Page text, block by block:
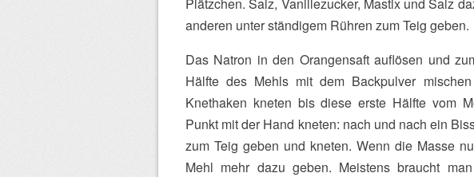
anderen unter ständigem Rühren zum Teig geben.
Das Natron in den Orangensaft auflösen und
Hälfte des Mehls mit dem Backpulver
Knethaken kneten bis diese erste Hälfte vom
Punkt mit der Hand kneten: nach und nach ein
zum Teig geben und kneten. Wenn die Masse
Mehl mehr dazu geben. Meistens braucht